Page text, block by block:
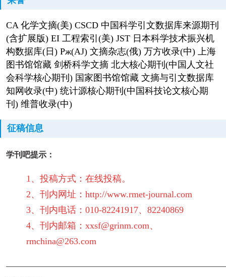
CA 化学文摘(美) CSCD 中国科学引文数据库来源期刊
(含扩展版) EI 工程索引(美) JST 日本科学技术振兴机
构数据库(日) Pж(AJ) 文摘杂志(俄) 万方收录(中) 上海
图书馆馆藏 剑桥科学文摘 北大核心期刊(中国人文社
会科学核心期刊) 国家图书馆馆藏 文摘与引文数据库
知网收录(中) 统计源核心期刊(中国科技论文核心期
刊) 维普收录(中)
征稿信息
学刊吧提示：
1、投稿方式：在线投稿。
2、刊内网址：http://www.rmet-journal.com
3、刊内电话：010-82241917、82240869
4、刊内邮箱：xxsf@grinm.com、
rmchina@263.com